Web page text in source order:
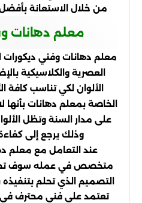
من خلال الاستعانة بأفضل
معلم دهانات
معلم دهانات وفني ديكورات
العصرية والكلاسيكية
الألوان لكي تناسب كافة
الخاصة بمعلم دهانات بأنها
على مدار السنة وتظل
وذلك يرجع إلى
عند التعامل مع معلم
متخصص في عمله سوف
التصميم الذي تحلم
تعتمد على فني محترف في